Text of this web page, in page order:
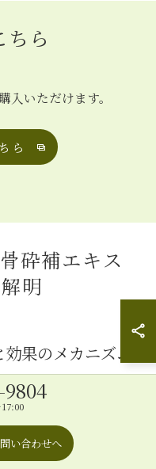
ちら
入いただけます。
ら
砕補エキス
明
果のメカニズム
ボノイドの一種で、
ました。特に、抗酸
これが神経細胞の健
そのメカニズムは、
い合わせへ